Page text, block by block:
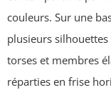
couleurs. Sur une
plusieurs
torses et membres
réparties en frise